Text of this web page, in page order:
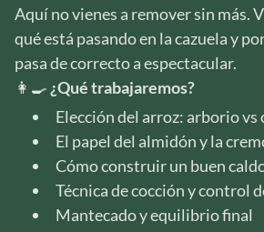
Aquí no vienes a remover sin más.
qué está pasando en la cazuela y
pasa de correcto a espectacular.
👩‍🍳 ¿Qué trabajaremos?
Elección del arroz: arborio vs
El papel del almidón y la
Cómo construir un buen
Técnica de cocción y control
Mantecado y equilibrio final